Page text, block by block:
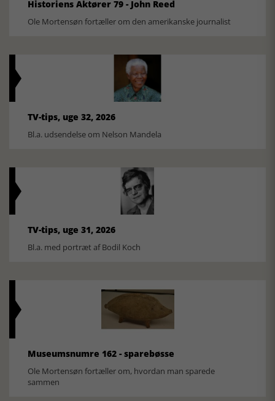
Historiens Aktører 79 - John Reed
Ole Mortensøn fortæller om den amerikanske journalist
TV-tips, uge 32, 2026
Bl.a. udsendelse om Nelson Mandela
TV-tips, uge 31, 2026
Bl.a. med portræt af Bodil Koch
Museumsnumre 162 - sparebøsse
Ole Mortensøn fortæller om, hvordan man sparede
sammen